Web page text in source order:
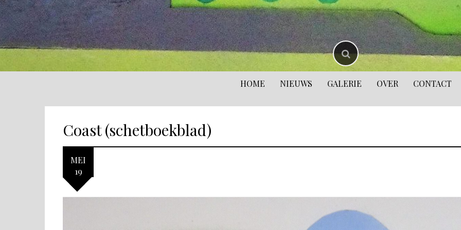
HOME NIEUWS GALERIE OVER CONTACT
Coast (schetboekblad)
MEI
19